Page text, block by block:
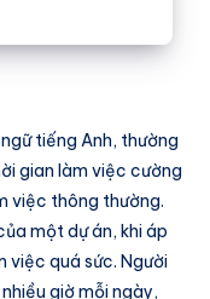
tiếng Anh, thường
gian làm việc cường
việc thông thường.
một dự án, khi áp
việc quá sức. Người
giờ mỗi ngày,